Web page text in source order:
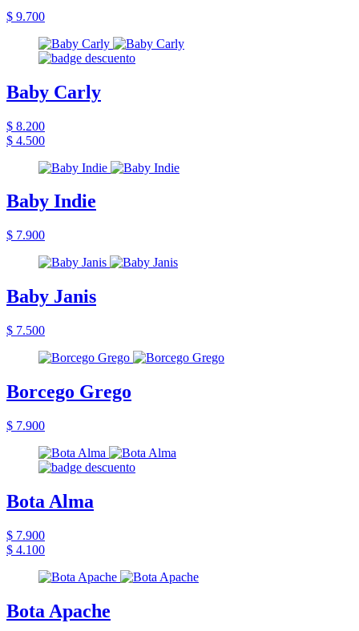
$ 9.700
Baby Carly
$ 8.200
$ 4.500
Baby Indie
$ 7.900
Baby Janis
$ 7.500
Borcego Grego
$ 7.900
Bota Alma
$ 7.900
$ 4.100
Bota Apache